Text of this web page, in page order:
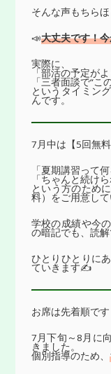
そんな声もちら
📣大丈夫です！
実際に、
「部活の予定が
「三者面談で“こ
というタイミン
んです。
7月中は【5回無
「夏期講習って
「ちゃんと続け
という方のため
料）をご用意し
学校の成績や今
の暗記でも、読解
ひとりひとりに
ていきます✍️
お席は先着順で
7月下旬～8月に
きました。
個別指導のため、